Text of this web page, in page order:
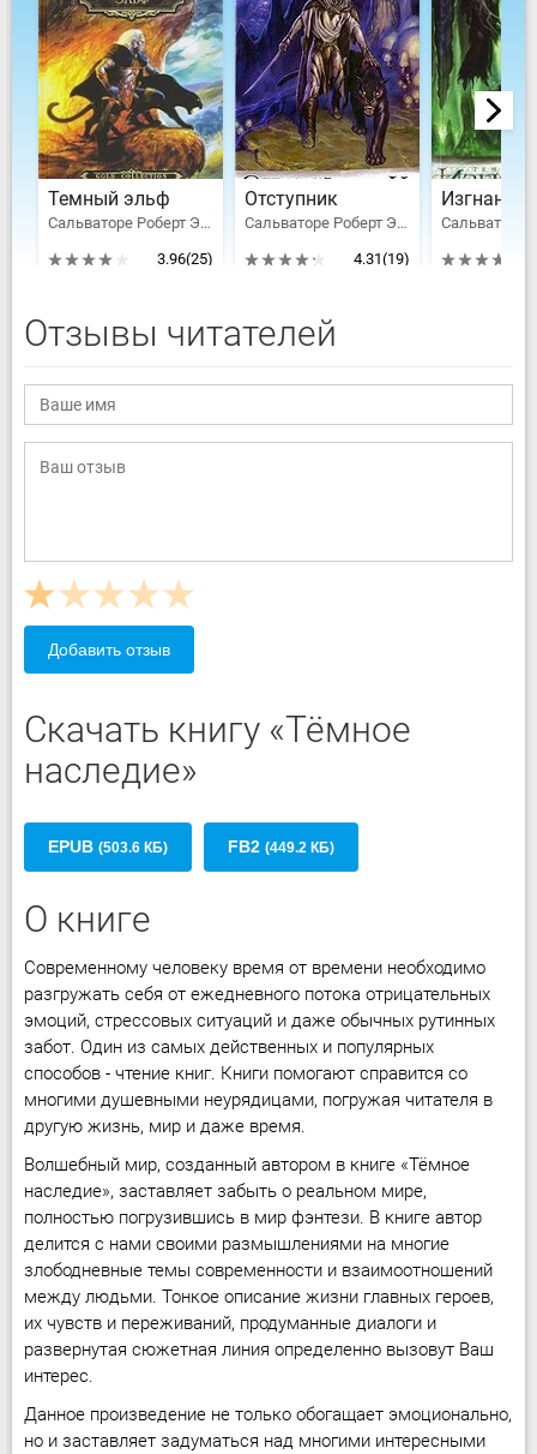
Темный эльф
Сальваторе Роберт Энтони
3.96(25)
Отступник
Сальваторе Роберт Энтони
4.31(19)
Изгнанник
Отзывы читателей
Добавить отзыв
Скачать книгу «Тёмное
наследие»
EPUB (503.6 КБ) FB2 (449.2 КБ)
О книге
Современному человеку время от времени необходимо
разгружать себя от ежедневного потока отрицательных
эмоций, стрессовых ситуаций и даже обычных рутинных
забот. Один из самых действенных и популярных
способов - чтение книг. Книги помогают справится со
многими душевными неурядицами, погружая читателя в
другую жизнь, мир и даже время.
Волшебный мир, созданный автором в книге «Тёмное
наследие», заставляет забыть о реальном мире,
полностью погрузившись в мир фэнтези. В книге автор
делится с нами своими размышлениями на многие
злободневные темы современности и взаимоотношений
между людьми. Тонкое описание жизни главных героев,
их чувств и переживаний, продуманные диалоги и
развернутая сюжетная линия определенно вызовут Ваш
интерес.
Данное произведение не только обогащает эмоционально,
но и заставляет задуматься над многими интересными